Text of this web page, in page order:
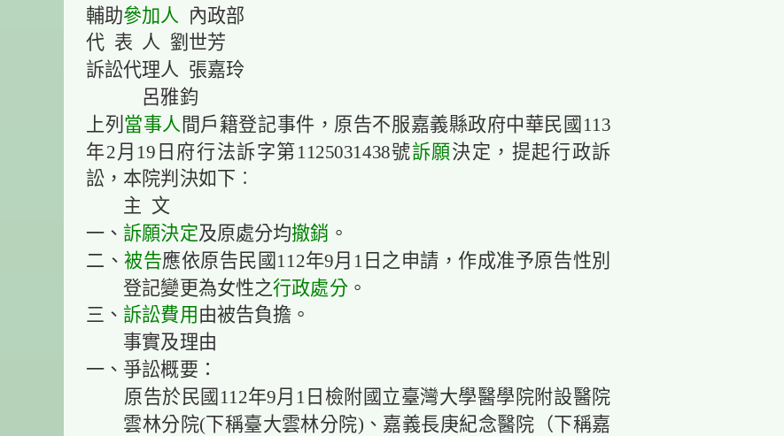
輔助參加人 內政部
代 表 人 劉世芳
訴訟代理人 張嘉玲
呂雅鈞
上列 當事人 間戶籍登記事件，原告不服嘉義縣政府中華民國113
年2月19日府行法訴字第1125031438號訴願決定，提起行政訴
訟，本院判決如下︰
主 文
一、 訴願決定及原處分均撤銷 。
二、被告應依原告民國112年9月1日之申請，作成准予原告性別
登記變更為女性之行政處分。
三、 訴訟費用 由被告負擔。
事實及理由
一、爭訟概要：
原告於民國112年9月1日檢附國立臺灣大學醫學院附設醫院
雲林分院(下稱臺大雲林分院)、嘉義長庚紀念醫院（下稱嘉